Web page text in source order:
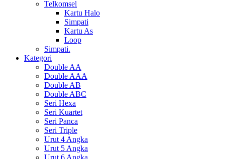
Telkomsel
Kartu Halo
Simpati
Kartu As
Loop
Simpati.
Kategori
Double AA
Double AAA
Double AB
Double ABC
Seri Hexa
Seri Kuartet
Seri Panca
Seri Triple
Urut 4 Angka
Urut 5 Angka
Urut 6 Angka